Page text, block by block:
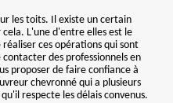
les toits. Il existe un certain
L'une d'entre elles est le
ces opérations qui sont
des professionnels en
proposer de faire confiance à
chevronné qui a plusieurs
respecte les délais convenus.